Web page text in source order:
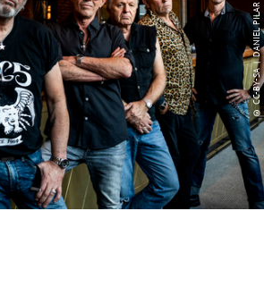
© CC-BY-SA | DANIEL PILAR